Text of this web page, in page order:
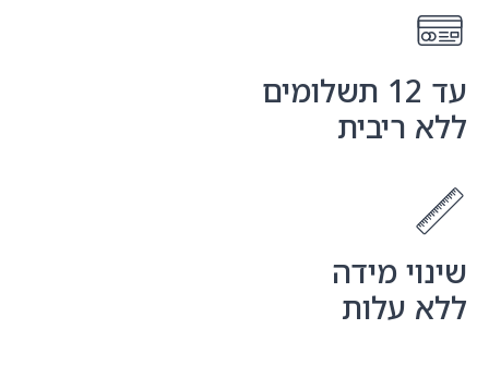
עד 12 תשלומים
ללא ריבית
שינוי מידה
ללא עלות